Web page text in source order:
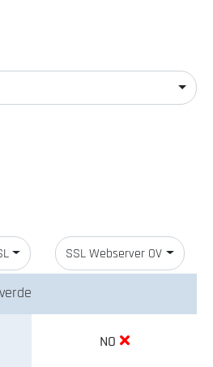
SSL Webserver OV
NO